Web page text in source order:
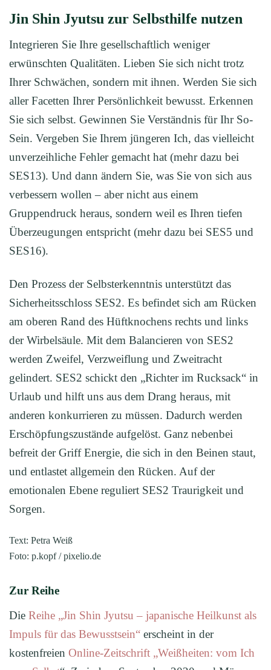
Jin Shin Jyutsu zur Selbsthilfe nutzen
Integrieren Sie Ihre gesellschaftlich weniger
erwünschten Qualitäten. Lieben Sie sich nicht trotz
Ihrer Schwächen, sondern mit ihnen. Werden Sie sich
aller Facetten Ihrer Persönlichkeit bewusst. Erkennen
Sie sich selbst. Gewinnen Sie Verständnis für Ihr So-
Sein. Vergeben Sie Ihrem jüngeren Ich, das vielleicht
unverzeihliche Fehler gemacht hat (mehr dazu bei
SES13). Und dann ändern Sie, was Sie von sich aus
verbessern wollen – aber nicht aus einem
Gruppendruck heraus, sondern weil es Ihren tiefen
Überzeugungen entspricht (mehr dazu bei SES5 und
SES16).
Den Prozess der Selbsterkenntnis unterstützt das
Sicherheitsschloss SES2. Es befindet sich am Rücken
am oberen Rand des Hüftknochens rechts und links
der Wirbelsäule. Mit dem Balancieren von SES2
werden Zweifel, Verzweiflung und Zweitracht
gelindert. SES2 schickt den „Richter im Rucksack“ in
Urlaub und hilft uns aus dem Drang heraus, mit
anderen konkurrieren zu müssen. Dadurch werden
Erschöpfungszustände aufgelöst. Ganz nebenbei
befreit der Griff Energie, die sich in den Beinen staut,
und entlastet allgemein den Rücken. Auf der
emotionalen Ebene reguliert SES2 Traurigkeit und
Sorgen.
Text: Petra Weiß
Foto: p.kopf / pixelio.de
Zur Reihe
Die Reihe „Jin Shin Jyutsu – japanische Heilkunst als
Impuls für das Bewusstsein“ erscheint in der
kostenfreien Online-Zeitschrift „Weißheiten: vom Ich